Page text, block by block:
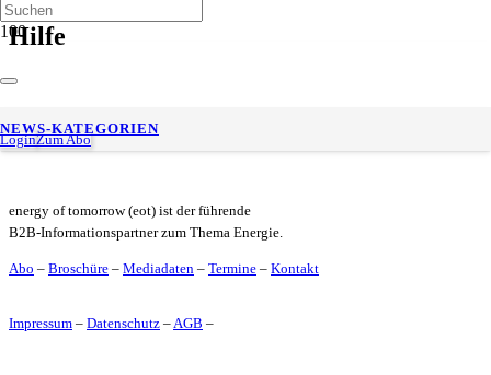
LoginZum Abo
NEWS-KATEGORIEN
Hilfe
Im Interview mit Gudrun Theuerer – Erst die Basis, dann die
Intelligenz: MINOVA über den richtigen KI-Ansatz
energy of tomorrow (eot) ist der führende
B2B-Informationspartner zum Thema Energie.
Abo – Broschüre – Mediadaten – Termine – Kontakt
Impressum – Datenschutz –AGB –